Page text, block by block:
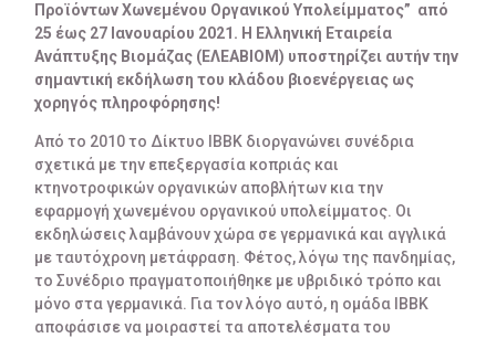
Προϊόντων Χωνεμένου Οργανικού Υπολείμματος” από
25 έως 27 Ιανουαρίου 2021. Η Ελληνική Εταιρεία
Ανάπτυξης Βιομάζας (ΕΛΕΑΒΙΟΜ) υποστηρίζει αυτήν την
σημαντική εκδήλωση του κλάδου βιοενέργειας ως
χορηγός πληροφόρησης!
Από το 2010 το Δίκτυο IBBK διοργανώνει συνέδρια
σχετικά με την επεξεργασία κοπριάς και
κτηνοτροφικών οργανικών αποβλήτων κια την
εφαρμογή χωνεμένου οργανικού υπολείμματος. Οι
εκδηλώσεις λαμβάνουν χώρα σε γερμανικά και αγγλικά
με ταυτόχρονη μετάφραση. Φέτος, λόγω της πανδημίας,
το Συνέδριο πραγματοποιήθηκε με υβριδικό τρόπο και
μόνο στα γερμανικά. Για τον λόγο αυτό, η ομάδα ΙΒΒΚ
αποφάσισε να μοιραστεί τα αποτελέσματα του